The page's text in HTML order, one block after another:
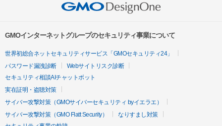
GMOインターネットグループのセキュリティ事業について
世界初総合ネットセキュリティサービス「GMOセキュリティ24」
パスワード漏洩診断
Webサイトリスク診断
セキュリティ相談AIチャットボット
実在証明・盗聴対策
サイバー攻撃対策（GMOサイバーセキュリティ byイエラエ）
サイバー攻撃対策（GMO Flatt Security）
なりすまし対策